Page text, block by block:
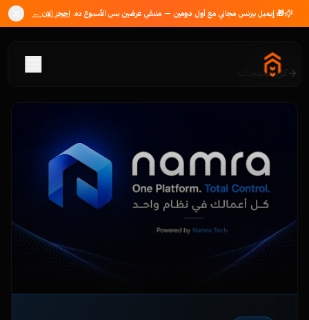
🎁 إيميل بيزنس مجاني معأول دومين — متبقي عرضينبس الأسبوع ده. احجز الان ←
كل المنتجات